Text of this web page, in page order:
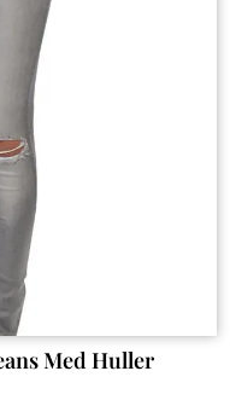
Med Huller